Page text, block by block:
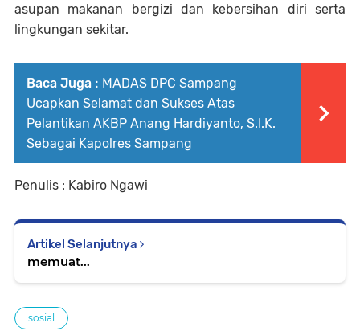
asupan makanan bergizi dan kebersihan diri serta
lingkungan sekitar.
Baca Juga : MADAS DPC Sampang
Ucapkan Selamat dan Sukses Atas
Pelantikan AKBP Anang Hardiyanto, S.I.K.
Sebagai Kapolres Sampang
Penulis : Kabiro Ngawi
Artikel Selanjutnya
memuat...
sosial